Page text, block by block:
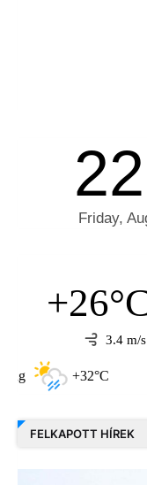
3.4 m/s
+32°C
FELKAPOTT HÍREK